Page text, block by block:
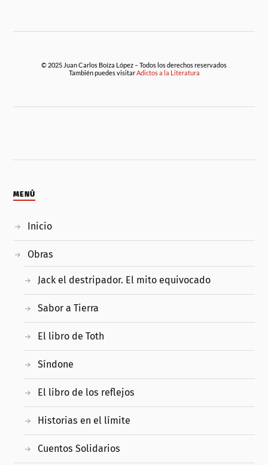
© 2025 Juan Carlos Boíza López – Todos los derechos reservados
También puedes visitarAdictos a la Literatura
MENÚ
Inicio
Obras
Jack el destripador. El mito equivocado
Sabor a Tierra
El libro de Toth
Síndone
El libro de los reflejos
Historias en el límite
Cuentos Solidarios